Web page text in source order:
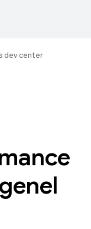
dev center